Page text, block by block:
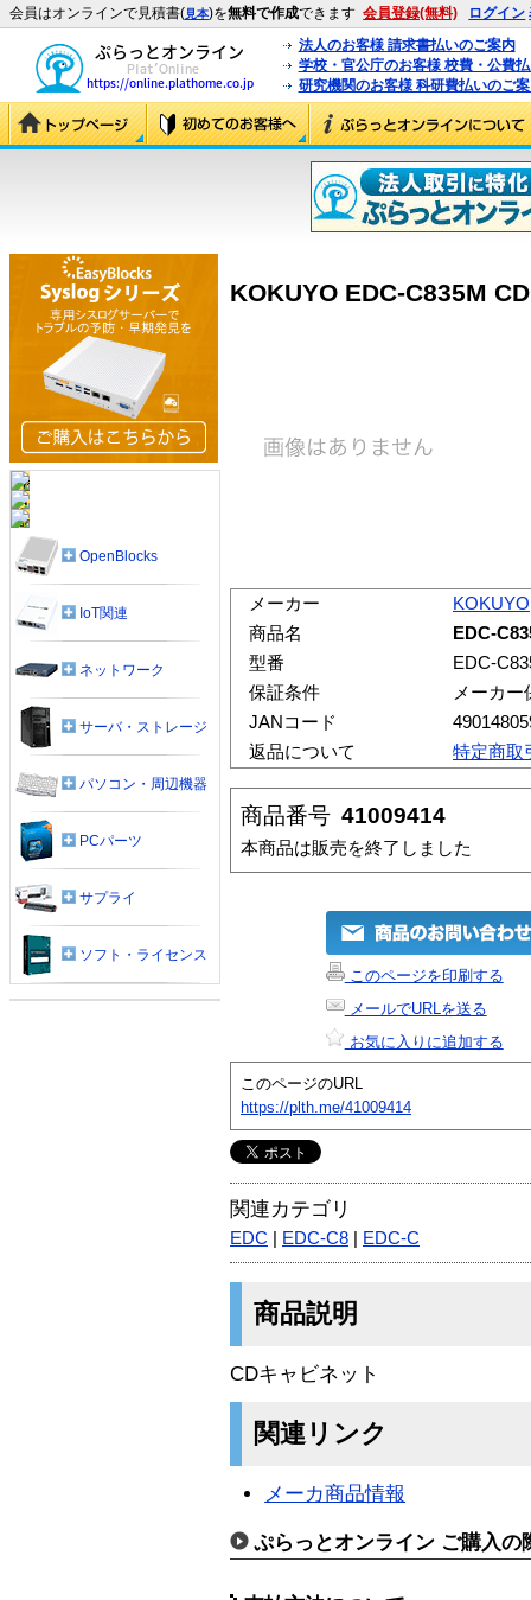
会員はオンラインで見積書(見本)を無料で作成できます 会員登録(無料) ログイン
法人のお客様 請求書払いのご案内
学校・官公庁のお客様 校費・公費
研究機関のお客様 科研費払いのご
KOKUYO EDC-C835M
メーカー
KOKUYO
商品名
EDC-
型番
EDC-
保証条件
メーカー
JANコード
返品について
特定商取
商品番号 41009414
本商品は販売を終了しました
このページを印刷する
メールでURLを送る
お気に入りに追加する
このページのURL
https://plth.me/41009414
関連カテゴリ
EDC EDC-C8 EDC-C
商品説明
CDキャビネット
関連リンク
メーカ商品情報
ぷらっとオンライン ご購入の
OpenBlocks
IoT関連
ネットワーク
サーバ・ストレージ
パソコン・周辺機器
PCパーツ
サプライ
ソフト・ライセンス